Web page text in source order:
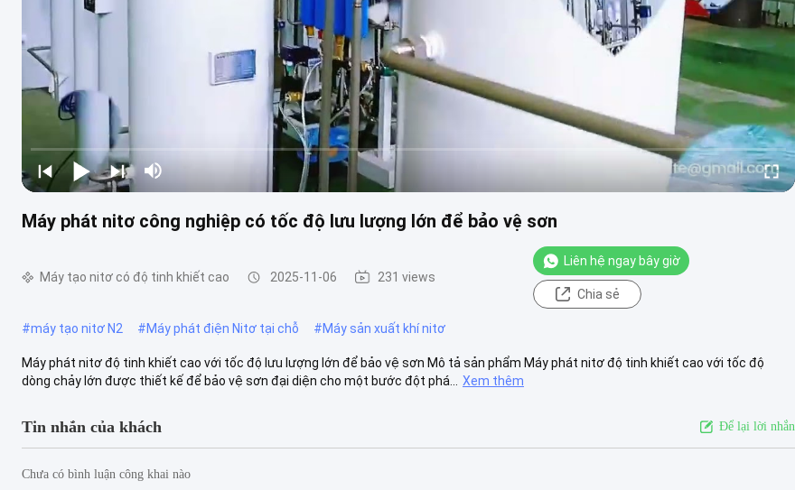
Máy phát nitơ công nghiệp có tốc độ lưu lượng lớn để bảo vệ sơn
Máy tạo nitơ có độ tinh khiết cao 2025-11-06 231 views
Liên hệ ngay bây giờ
Chia sẻ
#máy tạo nitơ N2 #Máy phát điện Nitơ tại chỗ #Máy sản xuất khí nitơ
Máy phát nitơ độ tinh khiết cao với tốc độ lưu lượng lớn để bảo vệ sơn Mô tả sản phẩm Máy phát nitơ độ tinh khiết cao với tốc độ
dòng chảy lớn được thiết kế để bảo vệ sơn đại diện cho một bước đột phá...
Xem thêm
Tin nhắn của khách Để lại lời nhắn
Chưa có bình luận công khai nào